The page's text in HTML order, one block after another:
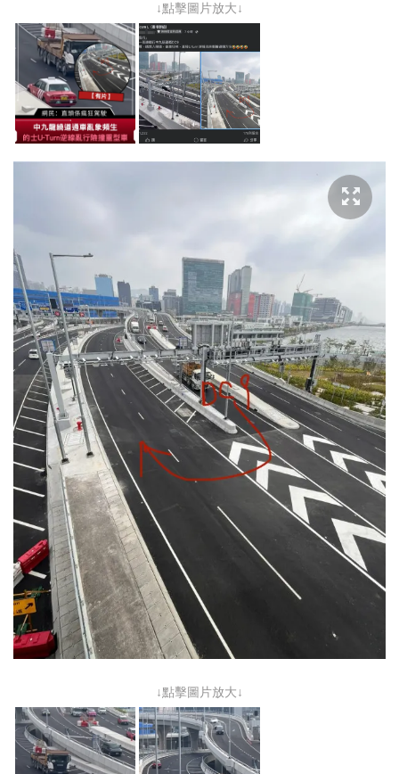
↓點擊圖片放大↓
↓點擊圖片放大↓